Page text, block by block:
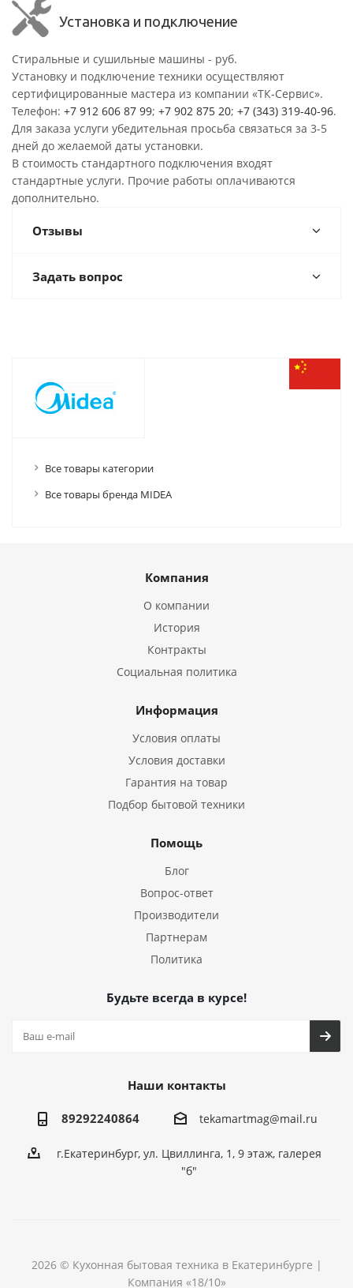
Установка и подключение
Стиральные и сушильные машины - руб.
Установку и подключение техники осуществляют
сертифицированные мастера из компании «ТК-Сервис».
Телефон: +7 912 606 87 99; +7 902 875 20; +7 (343) 319-40-96.
Для заказа услуги убедительная просьба связаться за 3-5
дней до желаемой даты установки.
В стоимость стандартного подключения входят
стандартные услуги. Прочие работы оплачиваются
дополнительно.
Отзывы
Задать вопрос
Все товары категории
Все товары бренда MIDEA
Компания
О компании
История
Контракты
Социальная политика
Информация
Условия оплаты
Условия доставки
Гарантия на товар
Подбор бытовой техники
Помощь
Блог
Вопрос-ответ
Производители
Партнерам
Политика
Будьте всегда в курсе!
Наши контакты
89292240864 tekamartmag@mail.ru
г.Екатеринбург, ул. Цвиллинга, 1, 9 этаж, галерея
"б"
2026 © Кухонная бытовая техника в Екатеринбурге |
Компания «18/10»